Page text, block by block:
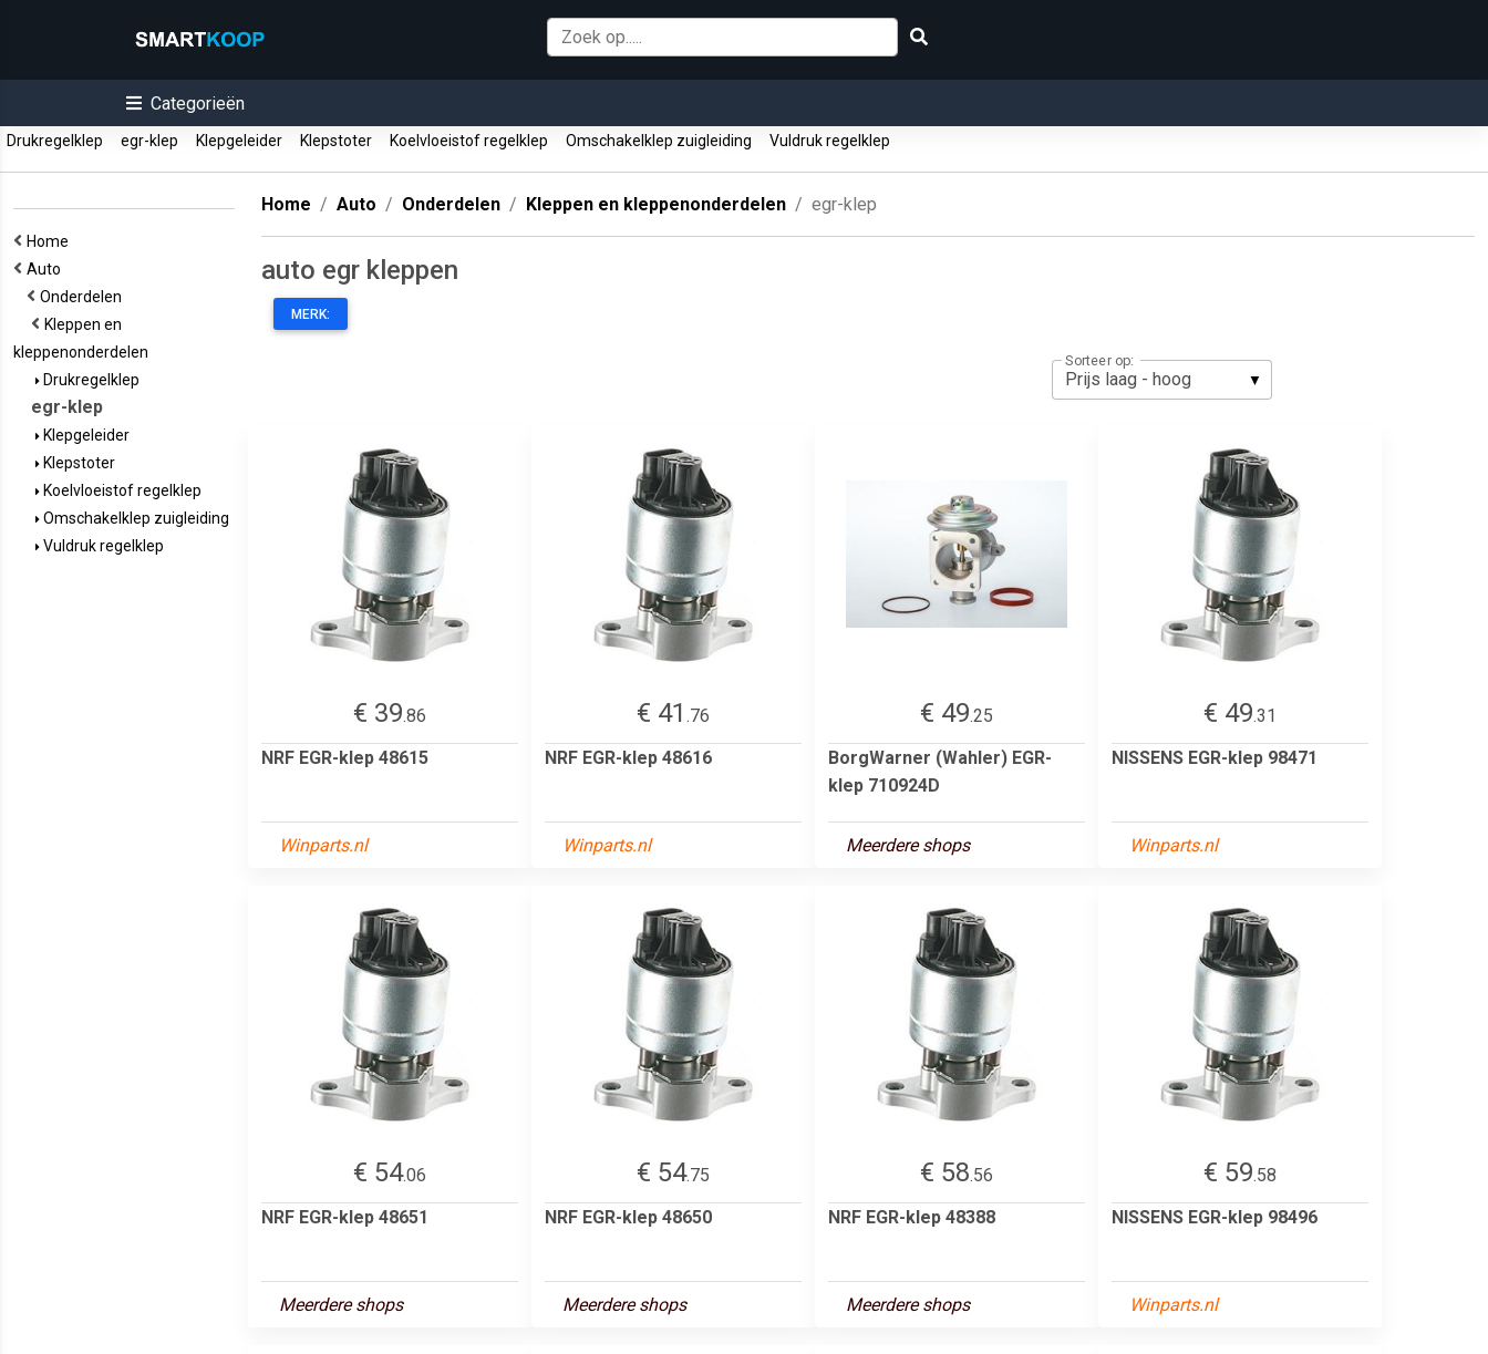
Categorieën
Drukregelklep egr-klep Klepgeleider Klepstoter Koelvloeistof regelklep Omschakelklep zuigleiding Vuldruk regelklep
Home
Auto
Onderdelen
Kleppen en
kleppenonderdelen
Drukregelklep
egr-klep
Klepgeleider
Klepstoter
Koelvloeistof regelklep
Omschakelklep zuigleiding
Vuldruk regelklep
Home Auto Onderdelen Kleppen en kleppenonderdelen egr-klep
auto egr kleppen
MERK:
Sorteer op:
€ 39.86
NRF EGR-klep 48615
Winparts.nl
€ 41 .76
NRF EGR-klep 48616
Winparts.nl
€ 49.25
BorgWarner (Wahler) EGR-
klep 710924D
Meerdere shops
€ 49.31
NISSENS EGR-klep 98471
Winparts.nl
€ 54.06
NRF EGR-klep 48651
Meerdere shops
€ 54.75
NRF EGR-klep 48650
Meerdere shops
€ 58.56
NRF EGR-klep 48388
Meerdere shops
€ 59.58
NISSENS EGR-klep 98496
Winparts.nl